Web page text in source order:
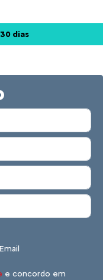
30 dias
Email
e concordo em